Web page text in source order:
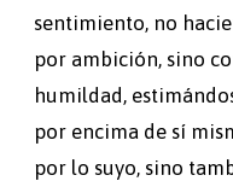
sentimiento, no
por ambición, sino
humildad,
por encima de sí
por lo suyo, sino